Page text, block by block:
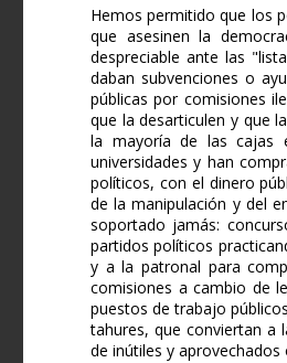
Hemos permitido que los
que asesinen la
despreciable ante las
daban subvenciones o
públicas por comisiones
que la desarticulen y que
la mayoría de las cajas
universidades y han
políticos, con el dinero
de la manipulación y del
soportado jamás:
partidos políticos
y a la patronal para
comisiones a cambio de
puestos de trabajo
tahures, que conviertan a
de inútiles y